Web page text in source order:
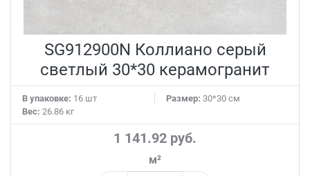
SG912900N Коллиано серый
светлый 30*30 керамогранит
В упаковке: 16 шт Размер: 30*30 см
Вес: 26.86 кг
1 141.92 руб.
м²